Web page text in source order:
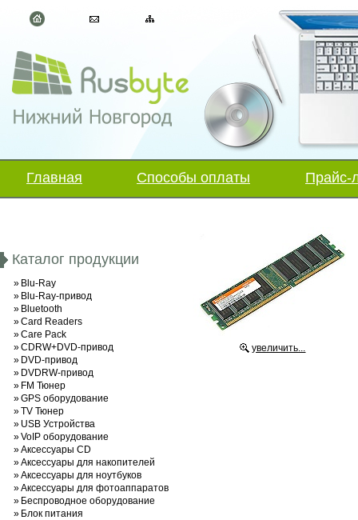
Главная Способы оплаты Прайс-
Каталог продукции
» Blu-Ray
» Blu-Ray-привод
» Bluetooth
»Card Readers
»Care Pack
»CDRW+DVD-привод
» DVD-привод
» DVDRW-привод
» FM Тюнер
»GPS оборудование
»TV Тюнер
» USB Устройства
»VoIP оборудование
»Аксессуары CD
»Аксессуары для накопителей
»Аксессуары для ноутбуков
»Аксессуары для фотоаппаратов
» Беспроводное оборудование
» Блок питания
увеличить...